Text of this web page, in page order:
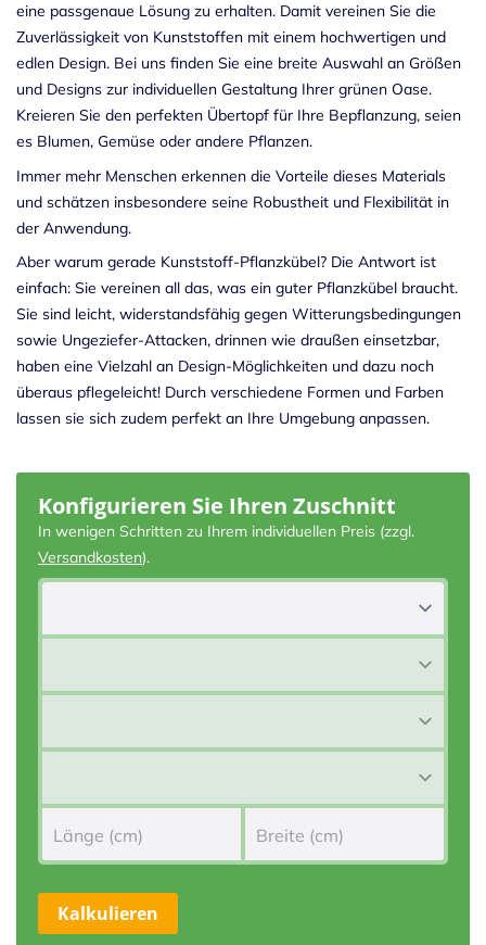
eine passgenaue Lösung zu erhalten. Damit vereinen Sie die
Zuverlässigkeit von Kunststoffen mit einem hochwertigen und
edlen Design. Bei uns finden Sie eine breite Auswahl an Größen
und Designs zur individuellen Gestaltung Ihrer grünen Oase.
Kreieren Sie den perfekten Übertopf für Ihre Bepflanzung, seien
es Blumen, Gemüse oder andere Pflanzen.
Immer mehr Menschen erkennen die Vorteile dieses Materials
und schätzen insbesondere seine Robustheit und Flexibilität in
der Anwendung.
Aber warum gerade Kunststoff-Pflanzkübel? Die Antwort ist
einfach: Sie vereinen all das, was ein guter Pflanzkübel braucht.
Sie sind leicht, widerstandsfähig gegen Witterungsbedingungen
sowie Ungeziefer-Attacken, drinnen wie draußen einsetzbar,
haben eine Vielzahl an Design-Möglichkeiten und dazu noch
überaus pflegeleicht! Durch verschiedene Formen und Farben
lassen sie sich zudem perfekt an Ihre Umgebung anpassen.
Konfigurieren Sie Ihren Zuschnitt
In wenigen Schritten zu Ihrem individuellen Preis (zzgl.
Versandkosten).
Kalkulieren